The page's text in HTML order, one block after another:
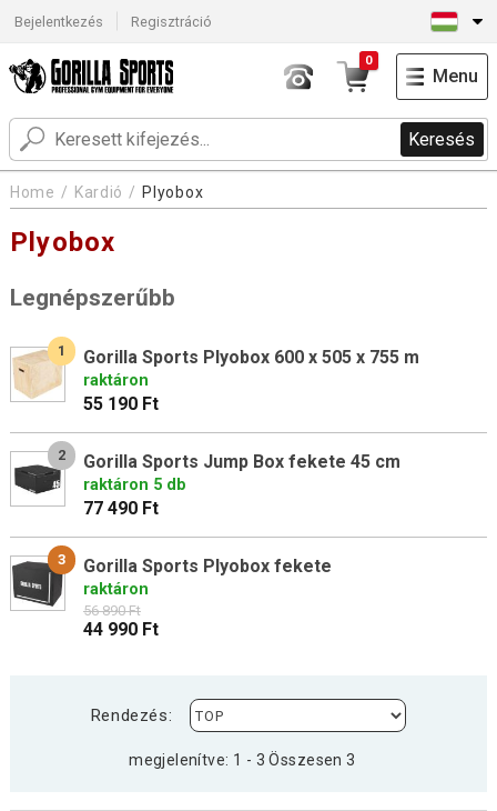
Bejelentkezés Regisztráció
Keresés
0
Menu
Home Kardió Plyobox
Plyobox
Legnépszerűbb
1 Gorilla Sports Plyobox 600 x 505 x 755 m
raktáron
55 190 Ft
2 Gorilla Sports Jump Box fekete 45 cm
raktáron 5 db
77 490 Ft
3 Gorilla Sports Plyobox fekete
raktáron
56 890 Ft
44 990 Ft
Rendezés:
megjelenítve: 1 - 3 Összesen 3